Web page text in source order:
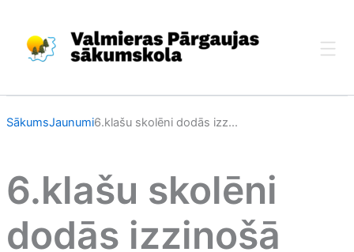
content
SākumsJaunumi6.klašu skolēni dodās izz...
6.klašu skolēni
dodās izzinošā